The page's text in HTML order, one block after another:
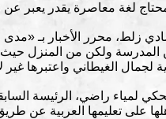
لغة معاصرة يقدر يعبر عن
زلط، محرر الأخبار بـ «مدى
ولكن من المنزل حيث
لجمال الغيطاني واعتبرها غير
لمياء راضي، الرئيسة
على تعليمها العربية عن